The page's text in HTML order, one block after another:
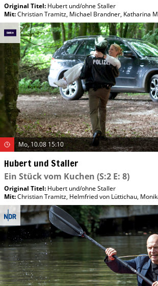
Original Titel: Hubert und/​ohne Staller
Mit:Christian Tramitz, Michael Brandner, Katharina
Mo, 10.08 15:10
Hubert und Staller
Ein Stück vom Kuchen (S:2 E: 8)
Original Titel: Hubert und/​ohne Staller
Mit:Christian Tramitz, Helmfried von Lüttichau,